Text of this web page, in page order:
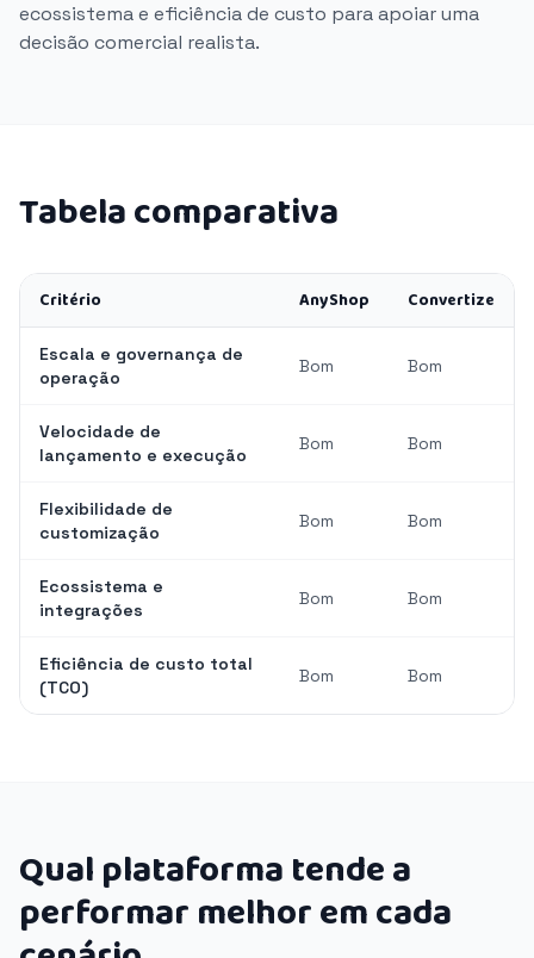
ecossistema e eficiência de custo para apoiar uma
decisão comercial realista.
Tabela comparativa
Critério AnyShop Convertize
Escala e governança de
operação
Bom Bom
Velocidade de
lançamento e execução
Bom Bom
Flexibilidade de
customização
Bom Bom
Ecossistema e
integrações
Bom Bom
Eficiência de custo total
(TCO)
Bom Bom
Qual plataforma tende a
performar melhor em cada